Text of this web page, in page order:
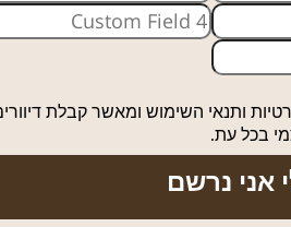
ותנאי השימוש ומאשר קבלת
בכל עת.
אני נרשם